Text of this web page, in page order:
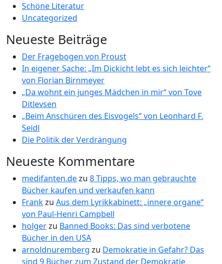
Schöne Literatur
Uncategorized
Neueste Beiträge
Der Fragebogen von Proust
In eigener Sache: „Im Dickicht lebt es sich leichter“
von Florian Birnmeyer
„Da wohnt ein junges Mädchen in mir“ von Tove
Ditlevsen
„Beim Anschüren des Eisvogels“ von Leonhard F.
Seidl
Die Politik der Verdrängung
Neueste Kommentare
medifanten.dezu 8 Tipps, wo man gebrauchte
Bücher kaufen und verkaufen kann
Frankzu Aus dem Lyrikkabinett: „innere organe“
von Paul-Henri Campbell
holgerzu Banned Books: Das sind verbotene
Bücher in den USA
arnoldnuremberg zu Demokratie in Gefahr? Das
sind 9 Bücher zum Zustand der Demokratie